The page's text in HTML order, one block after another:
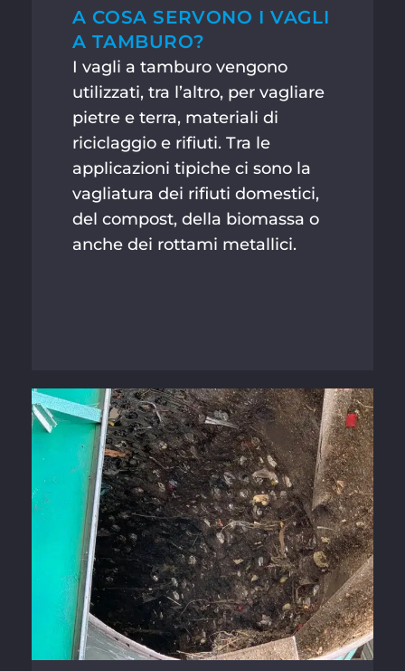
A COSA SERVONO I VAGLI
A TAMBURO?
I vagli a tamburo vengono
utilizzati, tra l’altro, per vagliare
pietre e terra, materiali di
riciclaggio e rifiuti. Tra le
applicazioni tipiche ci sono la
vagliatura dei rifiuti domestici,
del compost, della biomassa o
anche dei rottami metallici.